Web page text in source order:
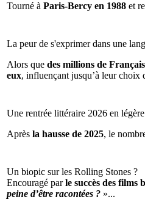
Tourné à Paris-Bercy en 1988 et
La peur de s'exprimer dans une
Alors que des millions de Français
eux, influençant jusqu’à leur choix
Une rentrée littéraire 2026 en
Après la hausse de 2025, le
Un biopic sur les Rolling Stones ?
Encouragé parle succès des films
peine d’être racontées ? »...